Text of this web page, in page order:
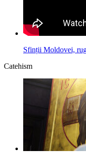
Sfinții Moldovei,
Catehism